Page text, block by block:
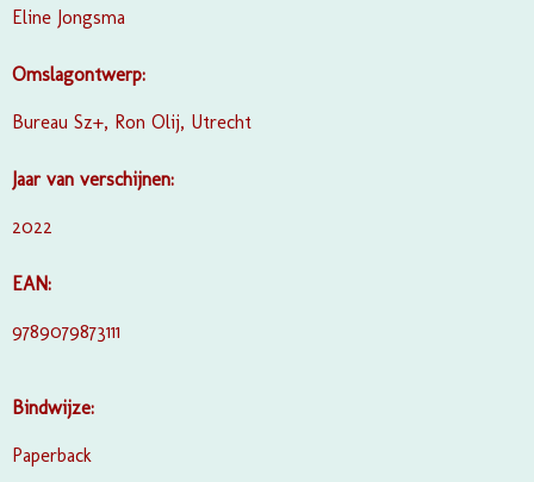
Eline Jongsma
Omslagontwerp:
Bureau Sz+, Ron Olij, Utrecht
Jaar van verschijnen:
2022
EAN:
9789079873111
Bindwijze:
Paperback